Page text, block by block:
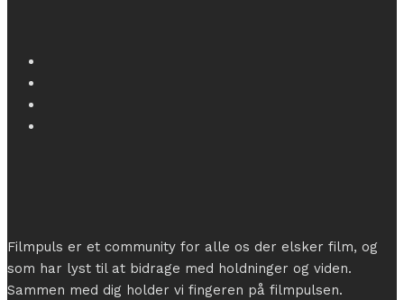
Filmpuls er et community for alle os der elsker film, og
som har lyst til at bidrage med holdninger og viden.
Sammen med dig holder vi fingeren på filmpulsen.